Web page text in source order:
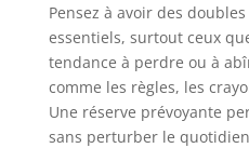
Pensez à avoir des
essentiels, surtout ceux
tendance à perdre ou à
comme les règles, les
Une réserve prévoyante
sans perturber le